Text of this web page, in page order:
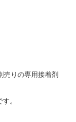
りの専用接着剤
。